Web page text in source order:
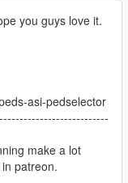
you guys love it.
asi-pedselector
make a lot
patreon.